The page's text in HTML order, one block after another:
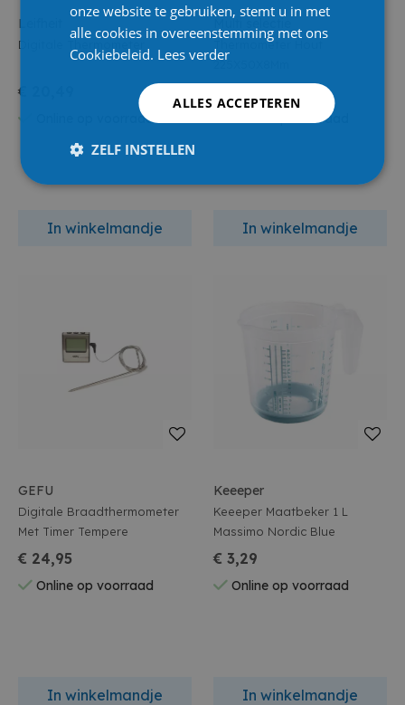
Leifheit
Digitale Thermometer
€ 20,49
Online op voorraad
In winkelmandje
Multi selectie
Thermometer Hout
225X50X8Mm
Online op voorraad
In winkelmandje
GEFU
Digitale Braadthermometer
Met Timer Tempere
€ 24,95
Online op voorraad
In winkelmandje
Keeeper
Keeeper Maatbeker 1 L
Massimo Nordic Blue
€ 3,29
Online op voorraad
In winkelmandje
onze website te gebruiken, stemt u in met
alle cookies in overeenstemming met ons
Cookiebeleid. Lees verder
ALLES ACCEPTEREN
ZELF INSTELLEN